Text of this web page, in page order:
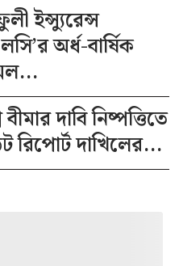
ইন্স্যুরেন্স
অর্ধ-বার্ষিক
দাবি নিষ্পত্তিতে
রিপোর্ট দাখিলের...